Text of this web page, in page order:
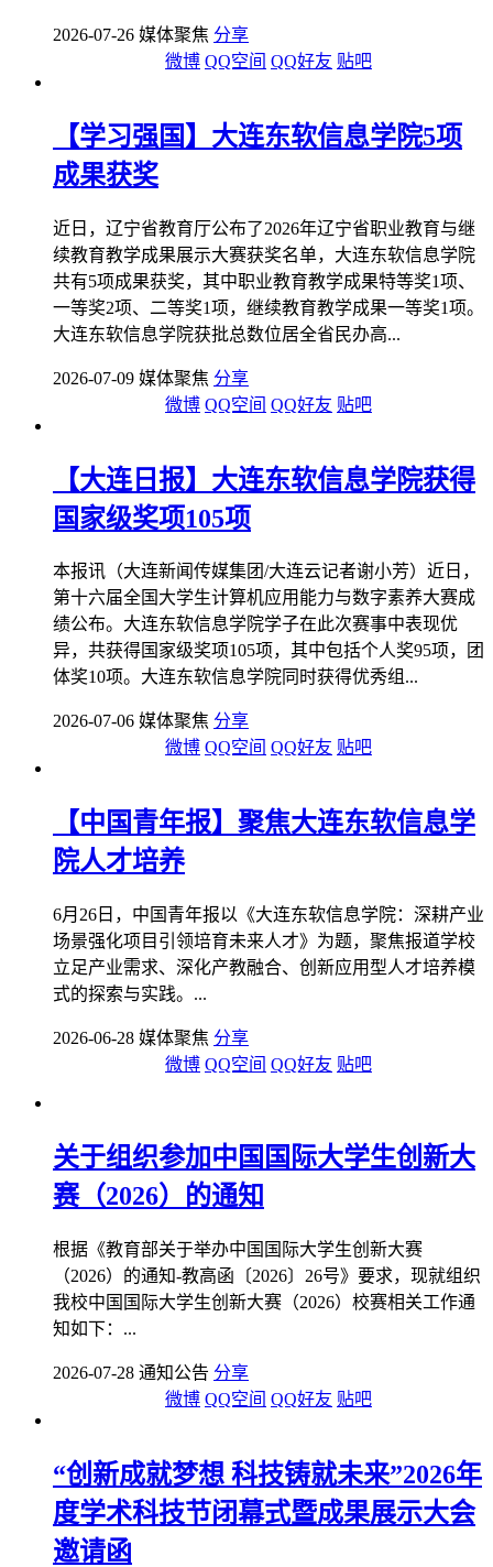
2026-07-26 媒体聚焦 分享
微博 QQ空间 QQ好友 贴吧
【学习强国】大连东软信息学院5项
成果获奖
近日，辽宁省教育厅公布了2026年辽宁省职业教育与继
续教育教学成果展示大赛获奖名单，大连东软信息学院
共有5项成果获奖，其中职业教育教学成果特等奖1项、
一等奖2项、二等奖1项，继续教育教学成果一等奖1项。
大连东软信息学院获批总数位居全省民办高...
2026-07-09 媒体聚焦 分享
微博 QQ空间 QQ好友 贴吧
【大连日报】大连东软信息学院获得
国家级奖项105项
本报讯（大连新闻传媒集团/大连云记者谢小芳）近日，
第十六届全国大学生计算机应用能力与数字素养大赛成
绩公布。大连东软信息学院学子在此次赛事中表现优
异，共获得国家级奖项105项，其中包括个人奖95项，团
体奖10项。大连东软信息学院同时获得优秀组...
2026-07-06 媒体聚焦 分享
微博 QQ空间 QQ好友 贴吧
【中国青年报】聚焦大连东软信息学
院人才培养
6月26日，中国青年报以《大连东软信息学院：深耕产业
场景强化项目引领培育未来人才》为题，聚焦报道学校
立足产业需求、深化产教融合、创新应用型人才培养模
式的探索与实践。...
2026-06-28 媒体聚焦 分享
微博 QQ空间 QQ好友 贴吧
关于组织参加中国国际大学生创新大
赛（2026）的通知
根据《教育部关于举办中国国际大学生创新大赛
（2026）的通知-教高函〔2026〕26号》要求，现就组织
我校中国国际大学生创新大赛（2026）校赛相关工作通
知如下：...
2026-07-28 通知公告 分享
微博 QQ空间 QQ好友 贴吧
“创新成就梦想 科技铸就未来”2026年
度学术科技节闭幕式暨成果展示大会
邀请函